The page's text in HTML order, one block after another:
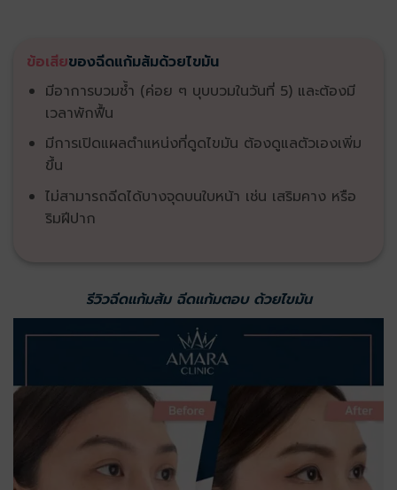
ข้อเสียของฉีดแก้มส้มด้วยไขมัน
มีอาการบวมช้ำ (ค่อย ๆ บุบบวมในวันที่ 5) และต้องมี
เวลาพักฟื้น
มีการเปิดแผลตำแหน่งที่ดูดไขมัน ต้องดูแลตัวเองเพิ่ม
ขึ้น
ไม่สามารถฉีดได้บางจุดบนใบหน้า เช่น เสริมคาง หรือ
ริมฝีปาก
รีวิวฉีดแก้มส้ม ฉีดแก้มตอบ ด้วยไขมัน